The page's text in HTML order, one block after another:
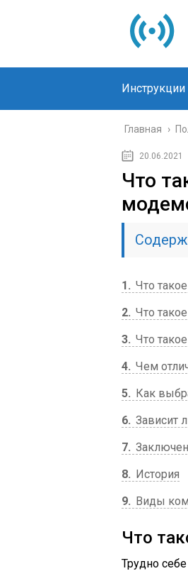
Инструкции
Главная ›
20.06.2021
Что
1
Что
2 Что
3 Что
4 Чем
5
Как
6 Зависит
7
8
История
9
Виды
Что
Трудно